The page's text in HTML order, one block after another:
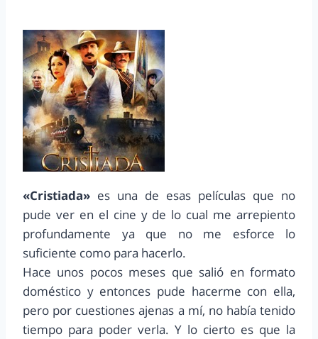
«Cristiada» es una de esas películas que no
pude ver en el cine y de lo cual me arrepiento
profundamente ya que no me esforce lo
suficiente como para hacerlo.
Hace unos pocos meses que salió en formato
doméstico y entonces pude hacerme con ella,
pero por cuestiones ajenas a mí, no había tenido
tiempo para poder verla. Y lo cierto es que la